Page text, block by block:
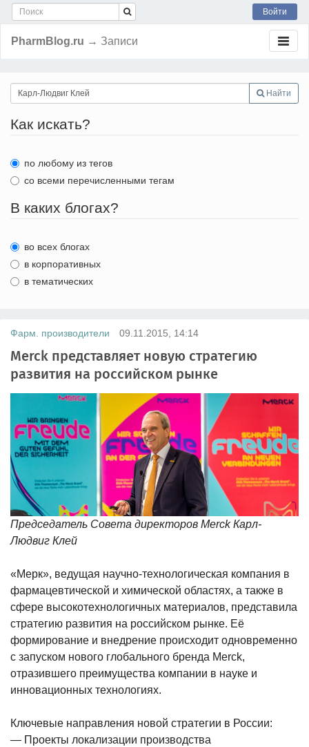
Войти
PharmBlog.ru → Записи
Найти
Как искать?
по любому из тегов
со всеми перечисленными тегам
В каких блогах?
во всех блогах
в корпоративных
в тематических
Фарм. производители 09.11.2015, 14:14
Merck представляет новую стратегию
развития на российском рынке
Председатель Совета директоров Merck Карл-
Людвиг Клей
«Мерк», ведущая научно-технологическая компания в
фармацевтической и химической областях, а также в
сфере высокотехнологичных материалов, представила
стратегию развития на российском рынке. Её
формирование и внедрение происходит одновременно
с запуском нового глобального бренда Merck,
отразившего преимущества компании в науке и
инновационных технологиях.
Ключевые направления новой стратегии в России:
— Проекты локализации производства